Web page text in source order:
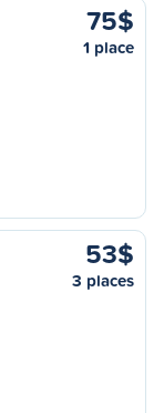
75$
1 place
53$
3 places